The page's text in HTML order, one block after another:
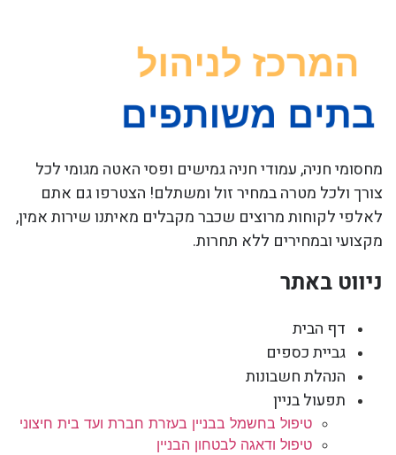
מחסומי חניה, עמודי חניה גמישים ופסי האטה מגומי לכל
צורך ולכל מטרה במחיר זול ומשתלם! הצטרפו גם אתם
לאלפי לקוחות מרוצים שכבר מקבלים מאיתנו שירות אמין,
מקצועי ובמחירים ללא תחרות.
ניווט באתר
דף הבית
גביית כספים
הנהלת חשבונות
תפעול בניין
טיפול בחשמל בבניין בעזרת חברת ועד בית חיצוני
טיפול ודאגה לבטחון הבניין